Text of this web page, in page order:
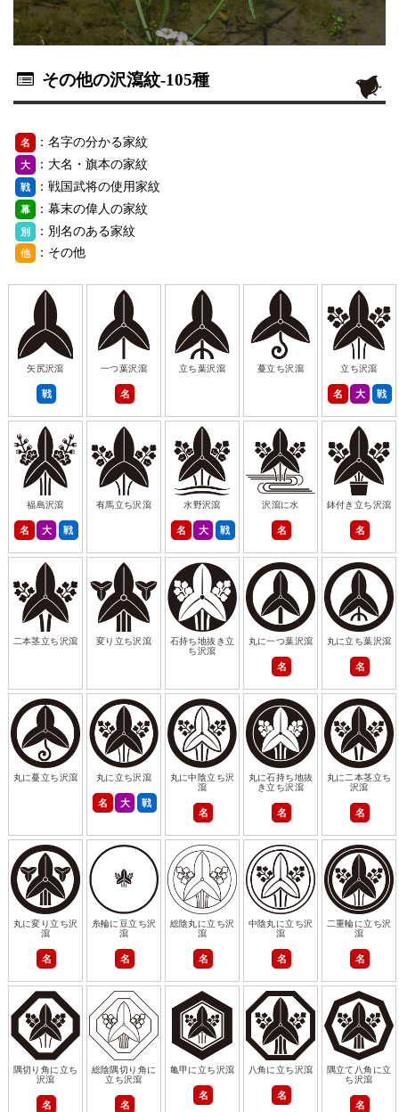
その他の沢瀉紋-105種
名 ：名字の分かる家紋
大 ：大名・旗本の家紋
戦 ：戦国武将の使用家紋
幕 ：幕末の偉人の家紋
別 ：別名のある家紋
他 ：その他
矢尻沢瀉
戦
一つ葉沢瀉
名
立ち葉沢瀉 蔓立ち沢瀉 立ち沢瀉
名 大 戦
福島沢瀉
名 大 戦
有馬立ち沢瀉 水野沢瀉
名 大 戦
沢瀉に水
名
鉢付き立ち沢瀉
名
二本茎立ち沢瀉 変り立ち沢瀉
石持ち地抜き立
ち沢瀉
丸に一つ葉沢瀉
名
丸に立ち葉沢瀉
名
丸に蔓立ち沢瀉 丸に立ち沢瀉
名 大 戦
丸に中陰立ち沢
瀉
名
丸に石持ち地抜
き立ち沢瀉
名
丸に二本茎立ち
沢瀉
名
丸に変り立ち沢
瀉
名
糸輪に豆立ち沢
瀉
名
総陰丸に立ち沢
瀉
名
中陰丸に立ち沢
瀉
名
二重輪に立ち沢
瀉
名
隅切り角に立ち
沢瀉
名
総陰隅切り角に
立ち沢瀉
名
亀甲に立ち沢瀉
名
八角に立ち沢瀉
名
隅立て八角に立
ち沢瀉
名